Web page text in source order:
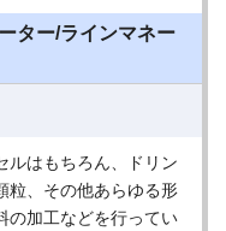
ター/ラインマネー
ルはもちろん、ドリン
粒、その他あらゆる形
の加工などを行ってい